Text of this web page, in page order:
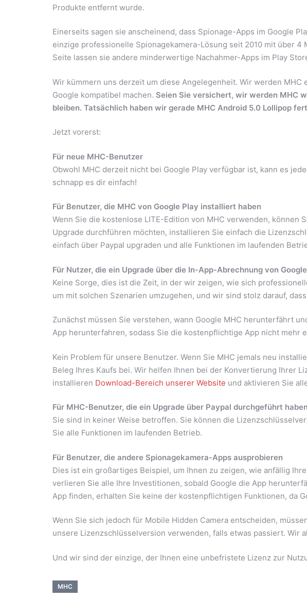
Produkte entfernt wurde.
Einerseits sagen sie anscheinend, dass Spionage-Apps im Google
einzige professionelle Spionagekamera-Lösung seit 2010 mit über
Seite lassen sie andere minderwertige Nachahmer-Apps im Play
Wir kümmern uns derzeit um diese Angelegenheit. Wir werden
Google kompatibel machen. Seien Sie versichert, wir werden MHC
bleiben. Tatsächlich haben wir gerade MHC Android 5.0 Lollipop
Jetzt vorerst:
Für neue MHC-Benutzer
Obwohl MHC derzeit nicht bei Google Play verfügbar ist, kann es
schnapp es dir einfach!
Für Benutzer, die MHC von Google Play installiert haben
Wenn Sie die kostenlose LITE-Edition von MHC verwenden, können
Upgrade durchführen möchten, installieren Sie einfach die
einfach über Paypal upgraden und alle Funktionen im laufenden
Für Nutzer, die ein Upgrade über die In-App-Abrechnung von
Keine Sorge, dies ist die Zeit, in der wir zeigen, wie sich
um mit solchen Szenarien umzugehen, und wir sind stolz darauf,
Zunächst müssen Sie verstehen, wann Google MHC herunterfährt
App herunterfahren, sodass Sie die kostenpflichtige App nicht mehr
Kein Problem für unsere Benutzer. Wenn Sie MHC jemals neu
Beleg Ihres Kaufs bei. Wir helfen Ihnen bei der Konvertierung Ihrer
installieren Download-Bereich unserer Website und aktivieren Sie
Für MHC-Benutzer, die ein Upgrade über Paypal durchgeführt haben
Sie sind in keiner Weise betroffen. Sie können die
Sie alle Funktionen im laufenden Betrieb.
Für Benutzer, die andere Spionagekamera-Apps ausprobieren
Dies ist ein großartiges Beispiel, um Ihnen zu zeigen, wie anfällig
verlieren Sie alle Ihre Investitionen, sobald Google die App
App finden, erhalten Sie keine der kostenpflichtigen Funktionen, da
Wenn Sie sich jedoch für Mobile Hidden Camera entscheiden,
unsere Lizenzschlüsselversion verwenden, falls etwas passiert. Wir
Und wir sind der einzige, der Ihnen eine unbefristete Lizenz zur
MHC